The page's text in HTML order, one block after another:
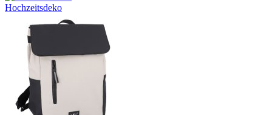
Hochzeitsdeko